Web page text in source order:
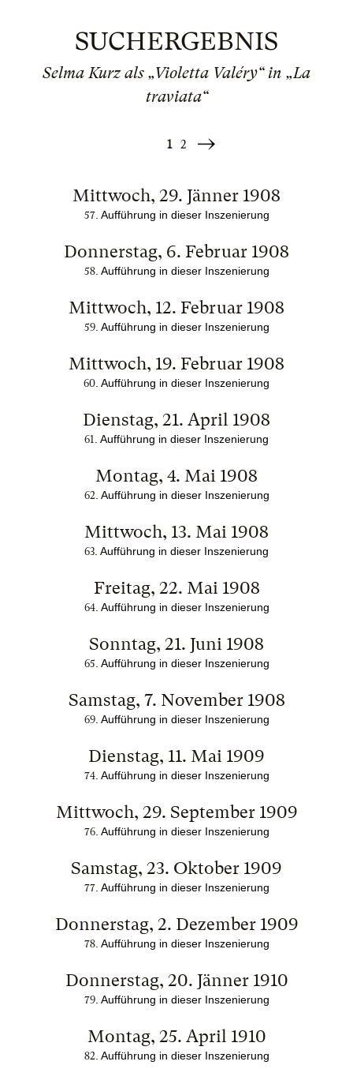
SUCHERGEBNIS
Selma Kurz als „Violetta Valéry“ in „La
traviata“
1 2
Weiter
Mittwoch, 29. Jänner 1908
57. Aufführung in dieser Inszenierung
Donnerstag, 6. Februar 1908
58. Aufführung in dieser Inszenierung
Mittwoch, 12. Februar 1908
59. Aufführung in dieser Inszenierung
Mittwoch, 19. Februar 1908
60 . Aufführung in dieser Inszenierung
Dienstag, 21. April 1908
61 . Aufführung in dieser Inszenierung
Montag, 4. Mai 1908
62. Aufführung in dieser Inszenierung
Mittwoch, 13. Mai 1908
63 . Aufführung in dieser Inszenierung
Freitag, 22. Mai 1908
64. Aufführung in dieser Inszenierung
Sonntag, 21. Juni 1908
65. Aufführung in dieser Inszenierung
Samstag, 7. November 1908
69. Aufführung in dieser Inszenierung
Dienstag, 11. Mai 1909
74. Aufführung in dieser Inszenierung
Mittwoch, 29. September 1909
76. Aufführung in dieser Inszenierung
Samstag, 23. Oktober 1909
77. Aufführung in dieser Inszenierung
Donnerstag, 2. Dezember 1909
78. Aufführung in dieser Inszenierung
Donnerstag, 20. Jänner 1910
79. Aufführung in dieser Inszenierung
Montag, 25. April 1910
82. Aufführung in dieser Inszenierung